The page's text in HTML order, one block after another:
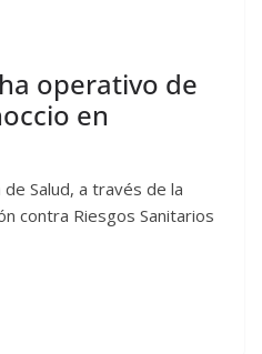
operativo de
en
Salud, a través de la
contra Riesgos Sanitarios